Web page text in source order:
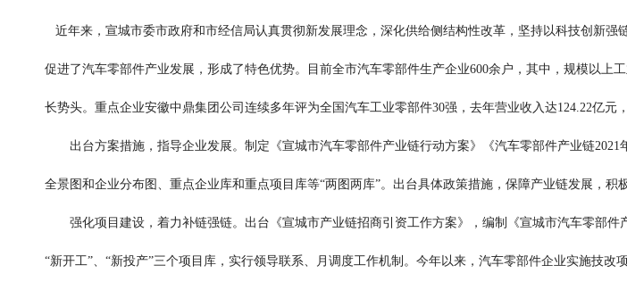
近年来，宣城市委市政府和市经信局认真贯彻新发展理念，深化供给侧结构性改革，坚持以科技创新强
促进了汽车零部件产业发展，形成了特色优势。目前全市汽车零部件生产企业600余户，其中，规模以
长势头。重点企业安徽中鼎集团公司连续多年评为全国汽车工业零部件30强，去年营业收入达124.22亿元
出台方案措施，指导企业发展。制定《宣城市汽车零部件产业链行动方案》《汽车零部件产业链2021
全景图和企业分布图、重点企业库和重点项目库等“两图两库”。出台具体政策措施，保障产业链发展，积
强化项目建设，着力补链强链。出台《宣城市产业链招商引资工作方案》，编制《宣城市汽车零部件
“新开工”、“新投产”三个项目库，实行领导联系、月调度工作机制。今年以来，汽车零部件企业实施技